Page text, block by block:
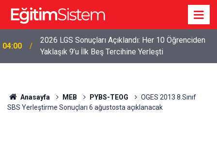
04:00
2026 LGS Sonuçları Açıklandı: Her 10 Öğrenciden
Yaklaşık 9’u İlk Beş Tercihine Yerleşti
Anasayfa MEB PYBS-TEOG
OGES 2013 8.Sınıf
SBS Yerleştirme Sonuçları 6 ağustosta açıklanacak